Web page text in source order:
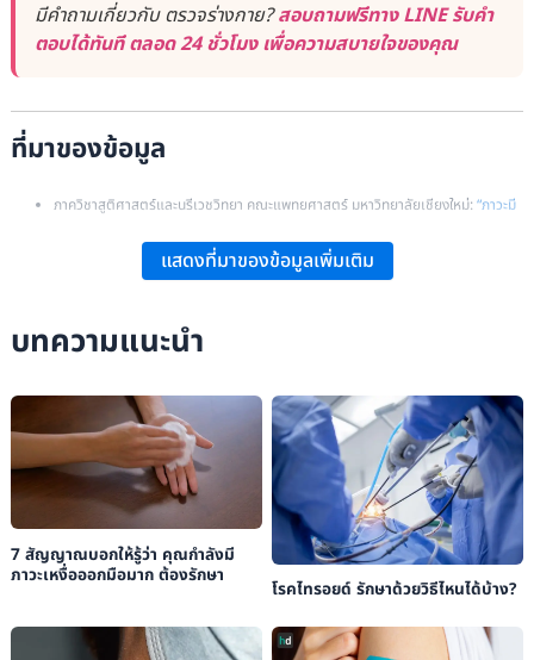
มีคำถามเกี่ยวกับ ตรวจร่างกาย?สอบถามฟรีทาง LINE รับคำ
ตอบได้ทันที ตลอด 24 ชั่วโมง เพื่อความสบายใจของคุณ
ที่มาของข้อมูล
ภาควิชาสูติศาสตร์และนรีเวชวิทยา คณะแพทยศาสตร์ มหาวิทยาลัยเชียงใหม่: “ภาวะมี
ผศ.พญ.อภิรดี จิรัฐิติกาลโชติ:“สาเหตุของภาวะมีบุตรยาก”
โรงพยาบาลพญาไท:
“ตรวจหาสาเหตุการมีลูกยาก เตรียมพร้อมก่อนเป็นพ่อแม่มือ
แสดงที่มาของข้อมูลเพิ่มเติม
บทความแนะนำ
7 สัญญาณบอกให้รู้ว่า คุณกำลังมี
ภาวะเหงื่อออกมือมาก ต้องรักษา
โรคไทรอยด์ รักษาด้วยวิธีไหนได้บ้าง?